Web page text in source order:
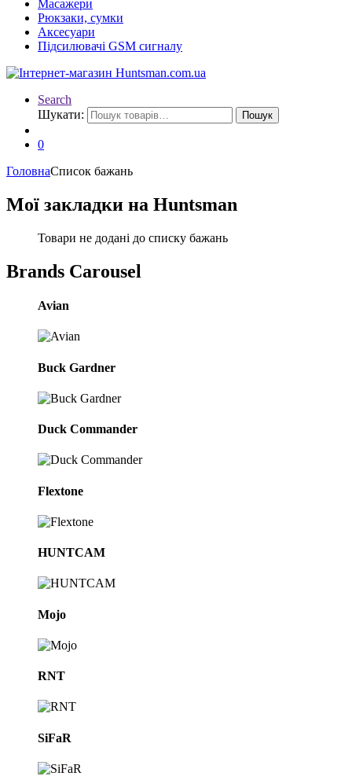
Масажери
Рюкзаки, сумки
Аксесуари
Підсилювачі GSM сигналу
Search
Шукати:
Пошук
0
ГоловнаСписок бажань
Мої закладки на Huntsman
Товари не додані до списку бажань
Brands Carousel
Avian
Buck Gardner
Duck Commander
Flextone
HUNTCAM
Mojo
RNT
SiFaR